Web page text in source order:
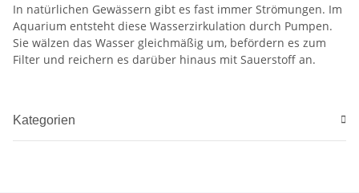
In natürlichen Gewässern gibt es fast immer Strömungen. Im
Aquarium entsteht diese Wasserzirkulation durch Pumpen.
Sie wälzen das Wasser gleichmäßig um, befördern es zum
Filter und reichern es darüber hinaus mit Sauerstoff an.
Kategorien